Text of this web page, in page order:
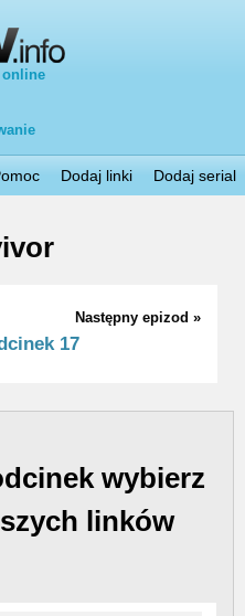
online
Dodaj linki Dodaj serial
Następny epizod »
17
wybierz
linków